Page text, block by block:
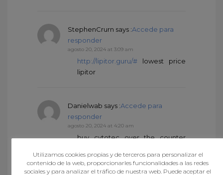
StephenCrurn says :Accede para
responder
agosto 20, 2024 at 3:09 am
http://lipitor.guru/# lowest price
lipitor
Danielwab says :Accede para
responder
agosto 20, 2024 at 4:20 am
buy cytotec over the counter
lisinopril
lasix uses
Utilizamos cookies propias y de terceros para personalizar el
contenido de la web, proporcionarles funcionalidades a las redes
sociales y para analizar el tráfico de nuestra web. Puede aceptar el